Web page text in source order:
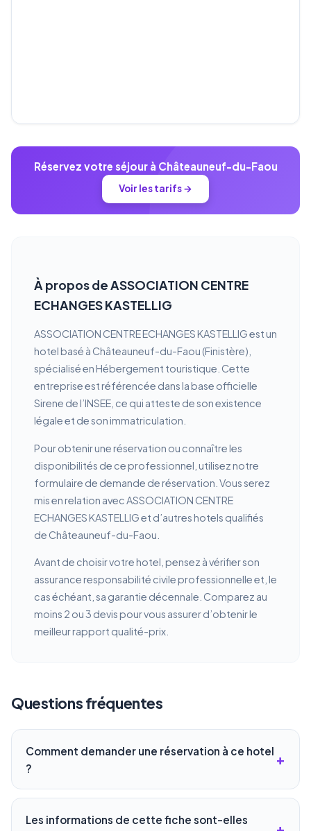
Réservez votre séjour à Châteauneuf-du-Faou
Voir les tarifs →
À propos de ASSOCIATION CENTRE
ECHANGES KASTELLIG
ASSOCIATION CENTRE ECHANGES KASTELLIG est un
hotel basé à Châteauneuf-du-Faou (Finistère),
spécialisé en Hébergement touristique. Cette
entreprise est référencée dans la base officielle
Sirene de l’INSEE, ce qui atteste de son existence
légale et de son immatriculation.
Pour obtenir une réservation ou connaître les
disponibilités de ce professionnel, utilisez notre
formulaire de demande de réservation. Vous serez
mis en relation avec ASSOCIATION CENTRE
ECHANGES KASTELLIG et d’autres hotels qualifiés
de Châteauneuf-du-Faou.
Avant de choisir votre hotel, pensez à vérifier son
assurance responsabilité civile professionnelle et, le
cas échéant, sa garantie décennale. Comparez au
moins 2 ou 3 devis pour vous assurer d’obtenir le
meilleur rapport qualité-prix.
Questions fréquentes
Comment demander une réservation à ce hotel
?
Les informations de cette fiche sont-elles